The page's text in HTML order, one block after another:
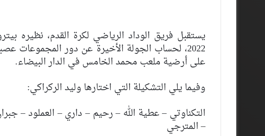
2022، لحساب الجولة الأخيرة عن دور المجموعات
على أرضية ملعب محمد الخامس في الدار البيضاء.
وفيما يلي التشكيلة التي اختارها وليد الركراكي:
التكناوتي – عطية الله – رحيم – داري – العملود –
– المترجي